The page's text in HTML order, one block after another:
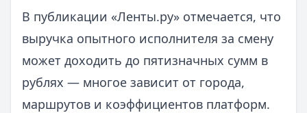
В публикации «Ленты.ру» отмечается, что
выручка опытного исполнителя за смену
может доходить до пятизначных сумм в
рублях — многое зависит от города,
маршрутов и коэффициентов платформ.